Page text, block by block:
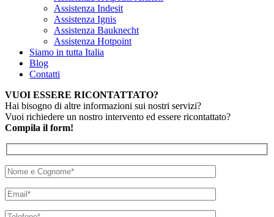
Assistenza Indesit
Assistenza Ignis
Assistenza Bauknecht
Assistenza Hotpoint
Siamo in tutta Italia
Blog
Contatti
VUOI ESSERE RICONTATTATO?
Hai bisogno di altre informazioni sui nostri servizi?
Vuoi richiedere un nostro intervento ed essere ricontattato?
Compila il form!